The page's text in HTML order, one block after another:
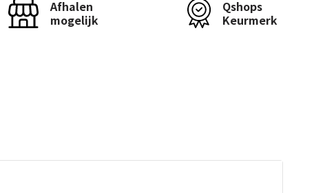
Afhalen
mogelijk
Qshops
Keurmerk